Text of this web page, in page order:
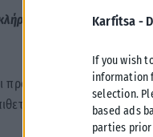
Karfitsa -
If you wish
information
selection.
based ads
parties
με κάθε
ανήκε στην
γραμμή των